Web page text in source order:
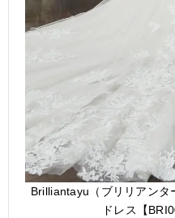
Brilliantayu（ブリリアンタ
ドレス【